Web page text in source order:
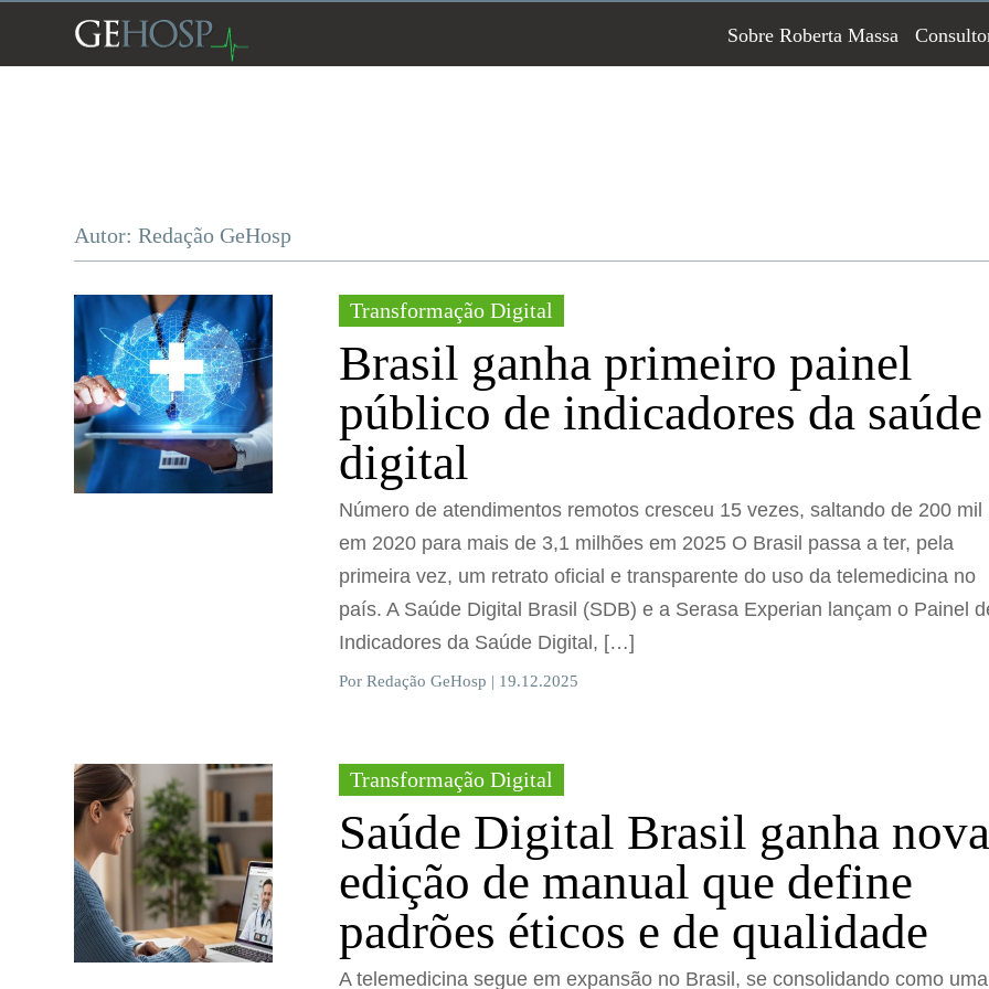
Sobre Roberta Massa
Autor: Redação GeHosp
Transformação Digital
Brasil ganha primeiro painel
público de indicadores da saúde
digital
Número de atendimentos remotos cresceu 15 vezes, saltando de 200 mil
em 2020 para mais de 3,1 milhões em 2025 O Brasil passa a ter, pela
primeira vez, um retrato oficial e transparente do uso da telemedicina no
país. A Saúde Digital Brasil (SDB) e a Serasa Experian lançam o Painel
Indicadores da Saúde Digital, […]
Por Redação GeHosp | 19.12.2025
Transformação Digital
Saúde Digital Brasil ganha
edição de manual que define
padrões éticos e de qualidade
A telemedicina segue em expansão no Brasil, se consolidando como uma